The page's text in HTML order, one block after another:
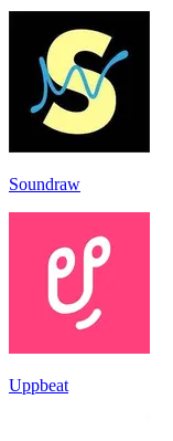
Soundraw
Uppbeat